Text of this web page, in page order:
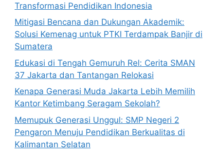
Transformasi Pendidikan Indonesia
Mitigasi Bencana dan Dukungan Akademik:
Solusi Kemenag untuk PTKI Terdampak Banjir di
Sumatera
Edukasi di Tengah Gemuruh Rel: Cerita SMAN
37 Jakarta dan Tantangan Relokasi
Kenapa Generasi Muda Jakarta Lebih Memilih
Kantor Ketimbang Seragam Sekolah?
Memupuk Generasi Unggul: SMP Negeri 2
Pengaron Menuju Pendidikan Berkualitas di
Kalimantan Selatan